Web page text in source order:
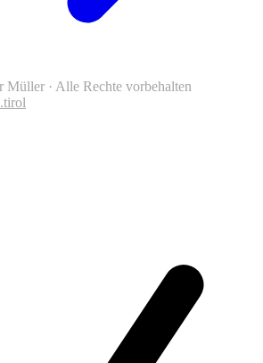
· Alle Rechte vorbehalten